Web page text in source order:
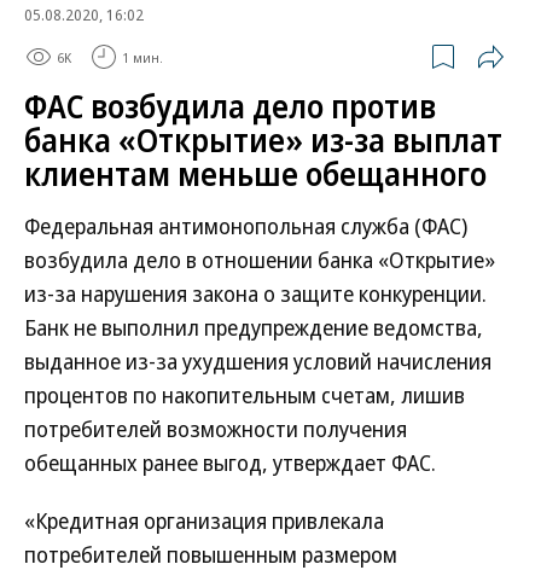
05.08.2020, 16:02
6K 1 мин.
ФАС возбудила дело против
банка «Открытие» из-за выплат
клиентам меньше обещанного
Федеральная антимонопольная служба (ФАС)
возбудила дело в отношении банка «Открытие»
из-за нарушения закона о защите конкуренции.
Банк не выполнил предупреждение ведомства,
выданное из-за ухудшения условий начисления
процентов по накопительным счетам, лишив
потребителей возможности получения
обещанных ранее выгод, утверждает ФАС.
«Кредитная организация привлекала
потребителей повышенным размером